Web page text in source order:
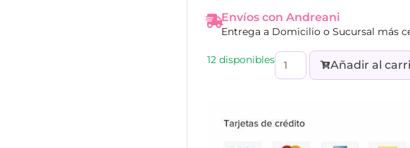
Envíos con Andreani
Entrega a Domicilio o Sucursal más
12 disponibles Añadir al